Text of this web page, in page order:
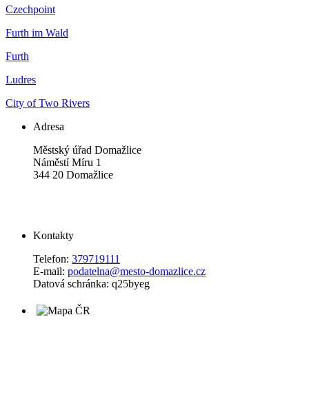
Czechpoint
Furth im Wald
Furth
Ludres
City of Two Rivers
Adresa
Městský úřad Domažlice
Náměstí Míru 1
344 20 Domažlice
Kontakty
Telefon: 379719111
E-mail: podatelna@mesto-domazlice.cz
Datová schránka: q25byeg